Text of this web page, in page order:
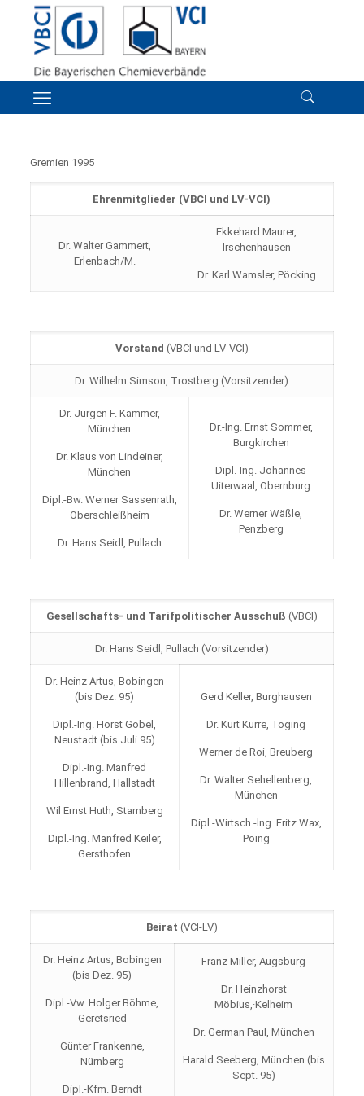
Gremien 1995
Ehrenmitglieder (VBCI und LV-VCI)
Dr. Walter Gammert,
Erlenbach/M.
Ekkehard Maurer,
lrschenhausen
Dr. Karl Wamsler, Pöcking
Vorstand (VBCI und LV-VCI)
Dr. Wilhelm Simson, Trostberg (Vorsitzender)
Dr. Jürgen F. Kammer,
München
Dr. Klaus von Lindeiner,
München
Dipl.-Bw. Werner Sassenrath,
Oberschleißheim
Dr. Hans Seidl, Pullach
Dr.-lng. Ernst Sommer,
Burgkirchen
Dipl.-Ing. Johannes
Uiterwaal, Obernburg
Dr. Werner Wäßle,
Penzberg
Gesellschafts- und Tarifpolitischer Ausschuß (VBCI)
Dr. Hans Seidl, Pullach (Vorsitzender)
Dr. Heinz Artus, Bobingen
(bis Dez. 95)
Dipl.-Ing. Horst Göbel,
Neustadt (bis Juli 95)
Dipl.-Ing. Manfred
Hillenbrand, Hallstadt
Wil Ernst Huth, Starnberg
Dipl.-Ing. Manfred Keiler,
Gersthofen
Gerd Keller, Burghausen
Dr. Kurt Kurre, Töging
Werner de Roi, Breuberg
Dr. Walter Sehellenberg,
München
Dipl.-Wirtsch.-lng. Fritz Wax,
Poing
Beirat (VCI-LV)
Dr. Heinz Artus, Bobingen
(bis Dez. 95)
Dipl.-Vw. Holger Böhme,
Geretsried
Günter Frankenne,
Nürnberg
Dipl.-Kfm. Berndt
Franz Miller, Augsburg
Dr. Heinzhorst
Möbius,·Kelheim
Dr. German Paul, München
Harald Seeberg, München (bis
Sept. 95)